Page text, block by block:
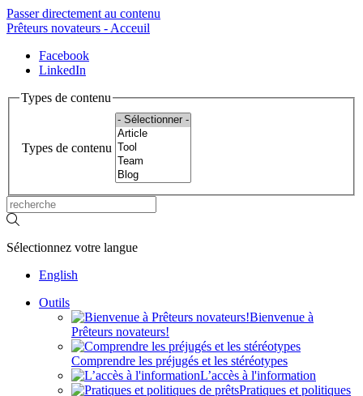
Passer directement au contenu
Prêteurs novateurs - Acceuil
Facebook
LinkedIn
Types de contenu
Types de contenu
Sélectionnez votre langue
English
Outils
Bienvenue à
Prêteurs novateurs!
Comprendre les préjugés et les stéréotypes
L’accès à l'information
Pratiques et politiques